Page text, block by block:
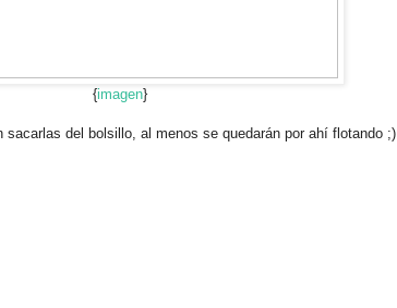
{imagen}
del bolsillo, al menos se quedarán por ahí flotando ;)